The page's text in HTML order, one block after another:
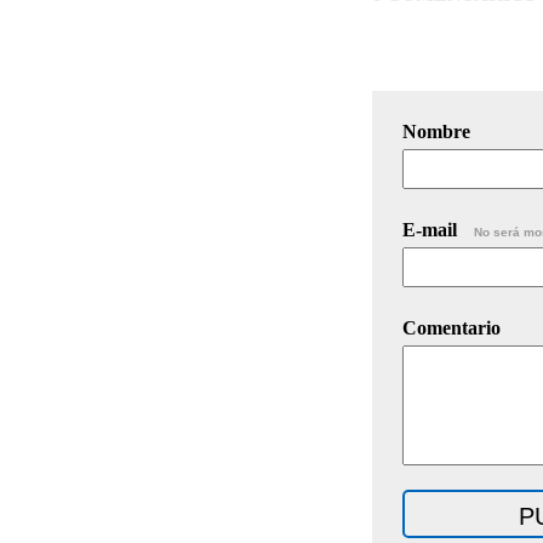
Nombre
E-mail No será
Comentario